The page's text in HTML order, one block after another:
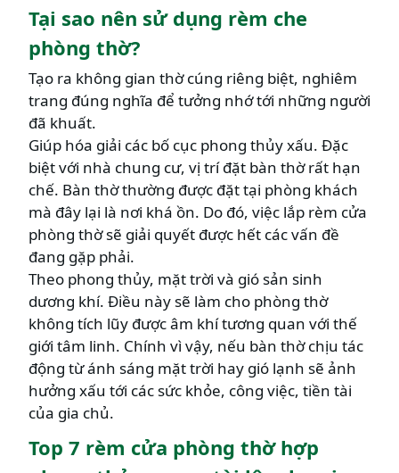
Tại sao nên sử dụng rèm che
phòng thờ?
Tạo ra không gian thờ cúng riêng biệt, nghiêm
trang đúng nghĩa để tưởng nhớ tới những người
đã khuất.
Giúp hóa giải các bố cục phong thủy xấu. Đặc
biệt với nhà chung cư, vị trí đặt bàn thờ rất hạn
chế. Bàn thờ thường được đặt tại phòng khách
mà đây lại là nơi khá ồn. Do đó, việc lắp rèm cửa
phòng thờ sẽ giải quyết được hết các vấn đề
đang gặp phải.
Theo phong thủy, mặt trời và gió sản sinh
dương khí. Điều này sẽ làm cho phòng thờ
không tích lũy được âm khí tương quan với thế
giới tâm linh. Chính vì vậy, nếu bàn thờ chịu tác
động từ ánh sáng mặt trời hay gió lạnh sẽ ảnh
hưởng xấu tới các sức khỏe, công việc, tiền tài
của gia chủ.
Top 7 rèm cửa phòng thờ hợp